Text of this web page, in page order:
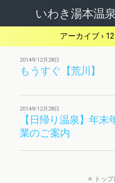
アーカイブ ›
2014年12月28日
もうすぐ【荒川】
2014年12月28日
【日帰り温泉】年末
業のご案内
トッ